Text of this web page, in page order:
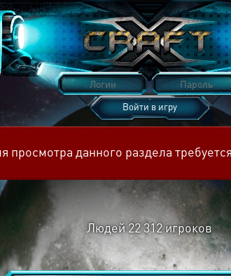
Войти в игру
просмотра данного раздела
Людей 22 312игроков